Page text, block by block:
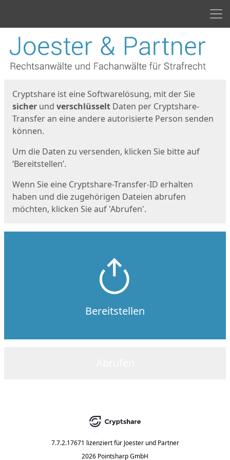
Start
Cryptshare ist eine Softwarelösung, mit der Sie
sicher und verschlüsselt Daten per Cryptshare-
Transfer an eine andere autorisierte Person senden
können.
Um die Daten zu versenden, klicken Sie bitte auf
‘Bereitstellen’.
Wenn Sie eine Cryptshare-Transfer-ID erhalten
haben und die zugehörigen Dateien abrufen
möchten, klicken Sie auf 'Abrufen'.
Bereitstellen
7.7.2.17671 lizenziert für Joester und Partner
2026 Pointsharp GmbH